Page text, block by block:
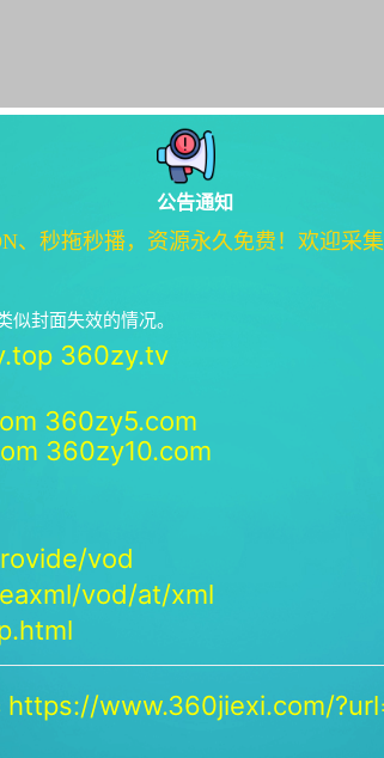
公告通知
秒拖秒播，资源永久免费！欢迎采集
封面失效的情况。
360zy.tv
360zy5.com
360zy10.com
vod
vod/at/xml
https://www.360jiexi.com/